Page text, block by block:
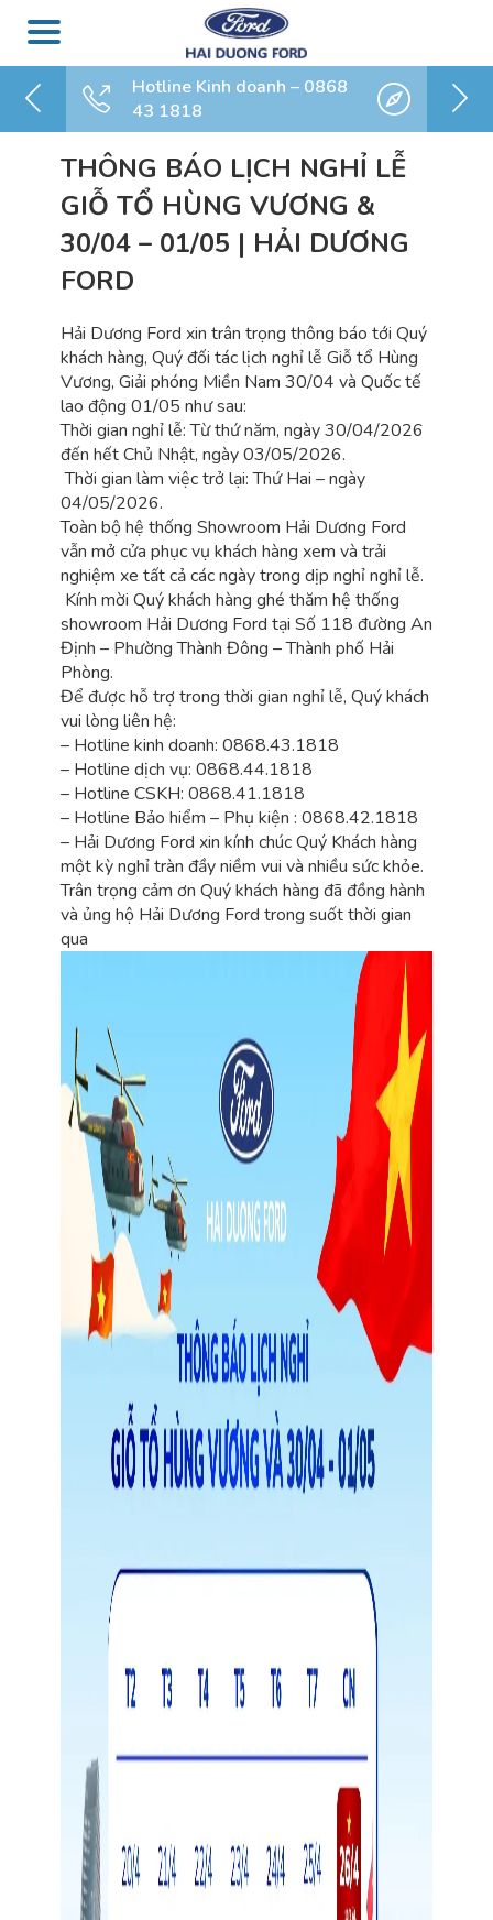
Hotline Kinh doanh – 0868
43 1818
THÔNG BÁO LỊCH NGHỈ LỄ
GIỖ TỔ HÙNG VƯƠNG &
30/04 – 01/05 | HẢI DƯƠNG
FORD
Hải Dương Ford xin trân trọng thông báo tới Quý
khách hàng, Quý đối tác lịch nghỉ lễ Giỗ tổ Hùng
Vương, Giải phóng Miền Nam 30/04 và Quốc tế
lao động 01/05 như sau:
Thời gian nghỉ lễ: Từ thứ năm, ngày 30/04/2026
đến hết Chủ Nhật, ngày 03/05/2026.
Thời gian làm việc trở lại: Thứ Hai – ngày
04/05/2026.
Toàn bộ hệ thống Showroom Hải Dương Ford
vẫn mở cửa phục vụ khách hàng xem và trải
nghiệm xe tất cả các ngày trong dịp nghỉ nghỉ lễ.
Kính mời Quý khách hàng ghé thăm hệ thống
showroom Hải Dương Ford tại Số 118 đường An
Định – Phường Thành Đông – Thành phố Hải
Phòng.
Để được hỗ trợ trong thời gian nghỉ lễ, Quý khách
vui lòng liên hệ:
– Hotline kinh doanh: 0868.43.1818
– Hotline dịch vụ: 0868.44.1818
– Hotline CSKH: 0868.41.1818
– Hotline Bảo hiểm – Phụ kiện : 0868.42.1818
– Hải Dương Ford xin kính chúc Quý Khách hàng
một kỳ nghỉ tràn đầy niềm vui và nhiều sức khỏe.
Trân trọng cảm ơn Quý khách hàng đã đồng hành
và ủng hộ Hải Dương Ford trong suốt thời gian
qua